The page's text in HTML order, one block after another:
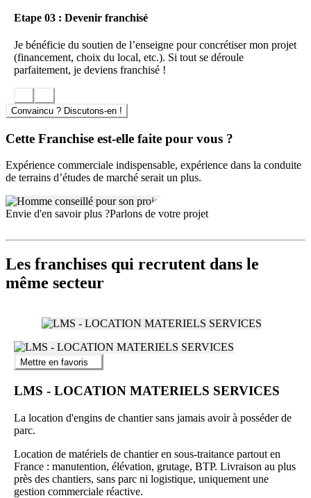
Etape 03 : Devenir franchisé
Je bénéficie du soutien de l’enseigne pour concrétiser mon projet
(financement, choix du local, etc.). Si tout se déroule
parfaitement, je deviens franchisé !
Convaincu ? Discutons-en !
Cette Franchise est-elle faite pour vous ?
Expérience commerciale indispensable, expérience dans la conduite
de terrains d’études de marché serait un plus.
Envie d'en savoir plus ?Parlons de votre projet
Les franchises qui recrutent dans le
même secteur
Mettre en favoris
LMS - LOCATION MATERIELS SERVICES
La location d'engins de chantier sans jamais avoir à posséder de
parc.
Location de matériels de chantier en sous-traitance partout en
France : manutention, élévation, grutage, BTP. Livraison au plus
près des chantiers, sans parc ni logistique, uniquement une
gestion commerciale réactive.